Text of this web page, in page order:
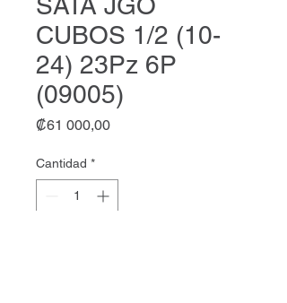
CUBOS 1/2 (10-
24) 23Pz 6P
(09005)
₡61 000,00Precio
Cantidad *